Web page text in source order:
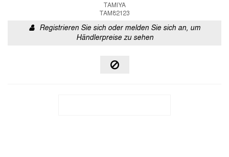
TAMIYA
TAM82123
Registrieren Sie sich oder melden Sie sich an, um
Händlerpreise zu sehen